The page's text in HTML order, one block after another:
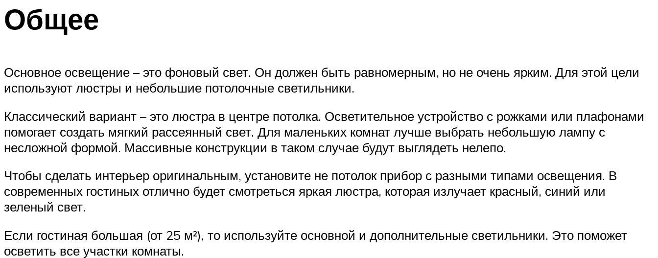
Общее
Основное освещение – это фоновый свет. Он должен быть равномерным, но не очень ярким. Для этой цели
используют люстры и небольшие потолочные светильники.
Классический вариант – это люстра в центре потолка. Осветительное устройство с рожками или плафонами
помогает создать мягкий рассеянный свет. Для маленьких комнат лучше выбрать небольшую лампу с
несложной формой. Массивные конструкции в таком случае будут выглядеть нелепо.
Чтобы сделать интерьер оригинальным, установите не потолок прибор с разными типами освещения. В
современных гостиных отлично будет смотреться яркая люстра, которая излучает красный, синий или
зеленый свет.
Если гостиная большая (от 25 м²), то используйте основной и дополнительные светильники. Это поможет
осветить все участки комнаты.